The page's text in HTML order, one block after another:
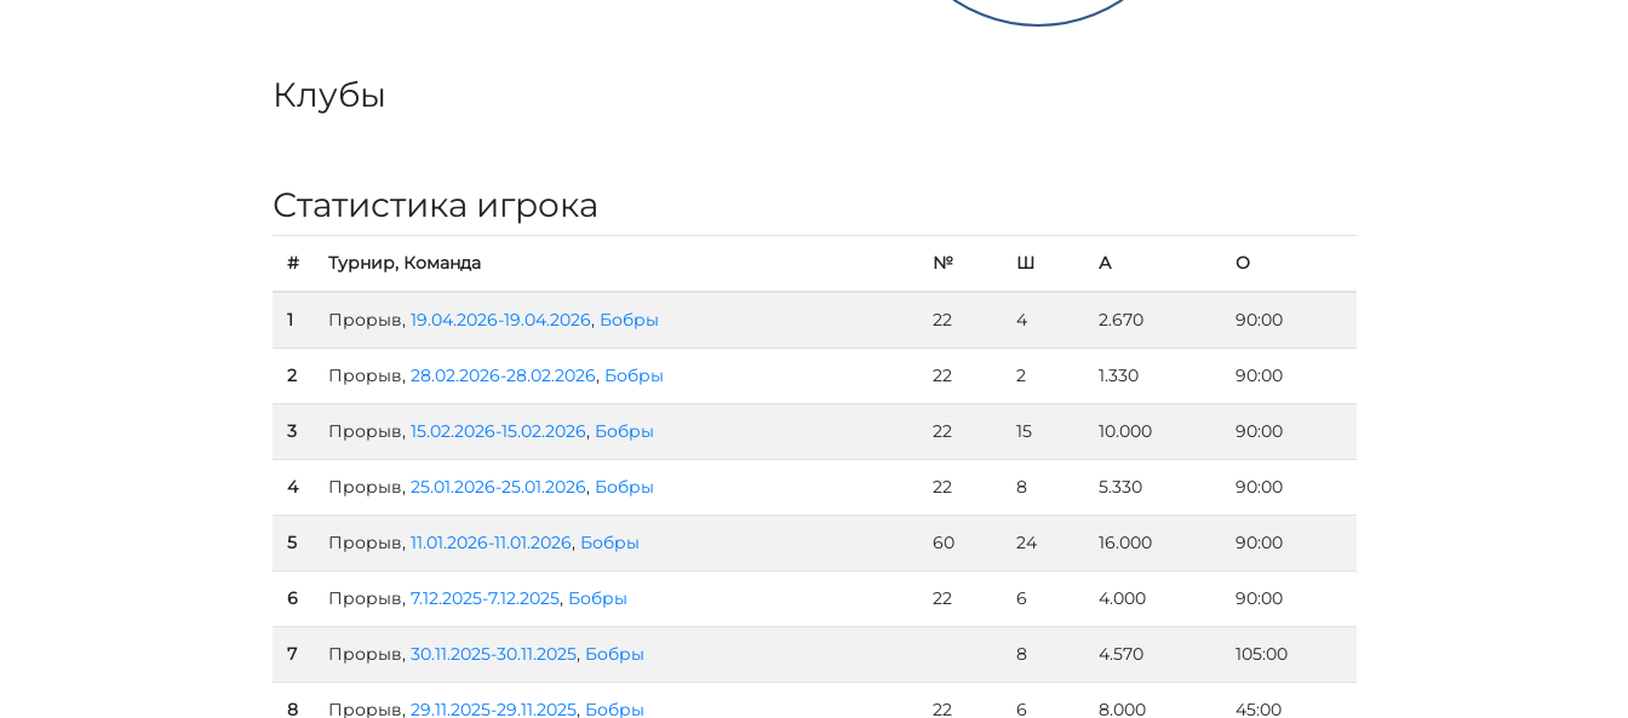
Клубы
Статистика игрока
# Турнир, Команда № Ш А О
1 Прорыв, 19.04.2026-19.04.2026, Бобры 22 4 2.670 90:00
2 Прорыв, 28.02.2026-28.02.2026, Бобры 22 2 1.330 90:00
3 Прорыв, 15.02.2026-15.02.2026, Бобры 22 15 10.000 90:00
4 Прорыв, 25.01.2026-25.01.2026, Бобры 22 8 5.330 90:00
5 Прорыв, 11.01.2026-11.01.2026, Бобры 60 24 16.000 90:00
6 Прорыв, 7.12.2025-7.12.2025, Бобры 22 6 4.000 90:00
7 Прорыв, 30.11.2025-30.11.2025, Бобры 8 4.570 105:00
8 Прорыв, 29.11.2025-29.11.2025, Бобры 22 6 8.000 45:00